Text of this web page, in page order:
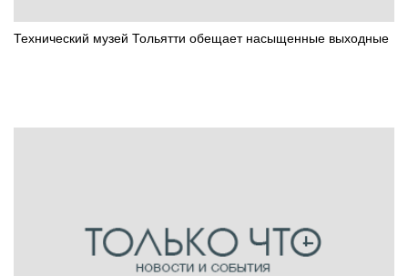
Технический музей Тольятти обещает насыщенные выходные